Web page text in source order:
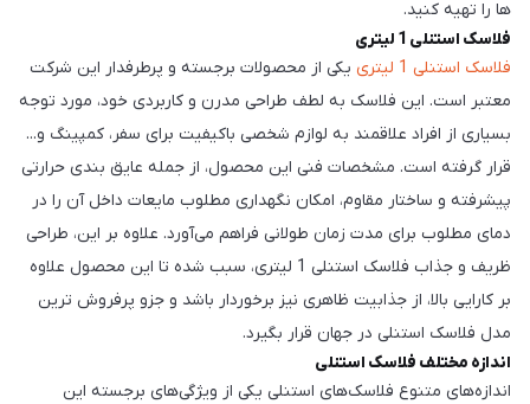
ها را تهیه کنید.
فلاسک استنلی 1 لیتری
فلاسک استنلی 1 لیتری
یکی از محصولات برجسته و پرطرفدار این شرکت
معتبر است. این فلاسک به لطف طراحی مدرن و کاربردی خود، مورد توجه
بسیاری از افراد علاقمند به لوازم شخصی باکیفیت برای سفر، کمپینگ و...
قرار گرفته است. مشخصات فنی این محصول، از جمله عایق بندی حرارتی
پیشرفته و ساختار مقاوم، امکان نگهداری مطلوب مایعات داخل آن را در
دمای مطلوب برای مدت زمان طولانی فراهم می‌آورد. علاوه بر این، طراحی
ظریف و جذاب فلاسک استنلی 1 لیتری، سبب شده تا این محصول علاوه
بر کارایی بالا، از جذابیت ظاهری نیز برخوردار باشد و جزو پرفروش ترین
مدل فلاسک استنلی در جهان قرار بگیرد.
اندازه مختلف فلاسک استنلی
اندازه‌های متنوع فلاسک‌های استنلی یکی از ویژگی‌های برجسته این